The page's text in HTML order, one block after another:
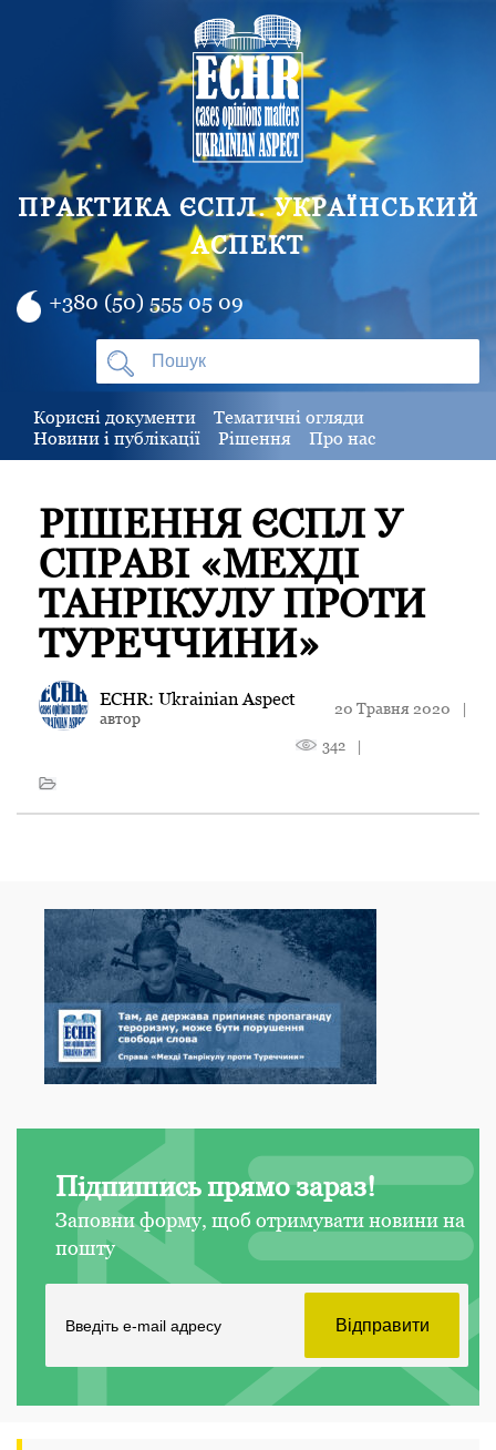
ПРАКТИКА ЄСПЛ. УКРАЇНСЬКИЙ
АСПЕКТ
+380 (50) 555 05 09
Корисні документи
Тематичні огляди
Новини і публікації
Рішення Про нас
РІШЕННЯ ЄСПЛ У
СПРАВІ «МЕХДІ
ТАНРІКУЛУ ПРОТИ
ТУРЕЧЧИНИ»
ECHR: Ukrainian Aspect
автор
20 Травня 2020 |
342 |
Підпишись прямо зараз!
Заповни форму, щоб отримувати новини на
пошту